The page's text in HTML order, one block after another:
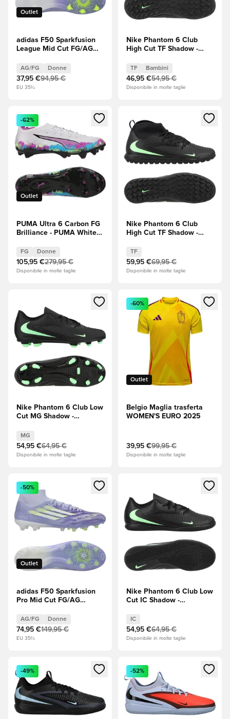
Outlet
adidas F50 Sparkfusion
League Mid Cut FG/AG
viola/Lucid Lemon
(Giallo)/Purple Rush
(Viola) Donna
AG/FG Donne
37,95 €94,95 €
EU 35½
Nike Phantom 6 Club
High Cut TF Shadow -
Bambini
TF Bambini
46,95 €54,95 €
Disponibile in molte taglie
Apre una finestra modale per accedere o registrarsi come
Outlet
-62%
PUMA Ultra 6 Carbon FG
Brilliance - PUMA White
Apple/Bright Aqua
(Blu)/Magenta puro Donna
EDIZIONE LIMITATA
FG Donne
105,95 €279,95 €
Disponibile in molte taglie
Apre una finestra modale
Nike Phantom 6 Club
High Cut TF Shadow -
TF
59,95 €69,95 €
Disponibile in molte taglie
Apre una finestra modale per accedere o registrarsi come
Nike Phantom 6 Club Low
Cut MG Shadow -
MG
54,95 €64,95 €
Disponibile in molte taglie
Apre una finestra modale
Outlet
-60%
Belgio Maglia trasferta
WOMEN'S EURO 2025
39,95 €99,95 €
Disponibile in molte taglie
Apre una finestra modale per accedere o registrarsi come
Outlet
-50%
adidas F50 Sparkfusion
Pro Mid Cut FG/AG
viola/Lucid Lemon
(Giallo)/Purple Rush
(Viola) Donna
AG/FG Donne
74,95 €149,95 €
EU 35½
Apre una finestra modale
Nike Phantom 6 Club Low
Cut IC Shadow -
IC
54,95 €64,95 €
Disponibile in molte taglie
Apre una finestra modale per accedere o registrarsi come
-49%
Apre una finestra modale
-52%